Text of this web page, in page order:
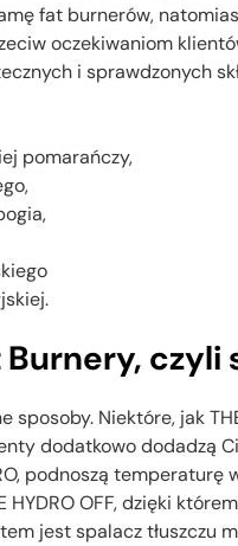
fat burnerów,
oczekiwaniom
i sprawdzonych
pomarańczy,
Burnery, czyli
sposoby. Niektóre, jak
dodatkowo dodadzą
podnoszą
HYDRO OFF, dzięki
jest spalacz tłuszczu